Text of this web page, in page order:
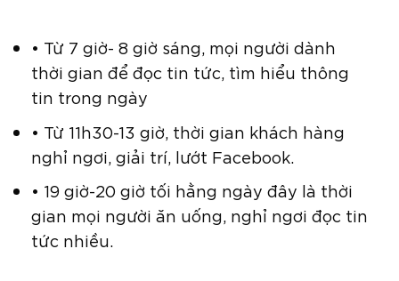
• Từ 7 giờ- 8 giờ sáng, mọi người dành
thời gian để đọc tin tức, tìm hiểu thông
tin trong ngày
• Từ 11h30-13 giờ, thời gian khách hàng
nghỉ ngơi, giải trí, lướt Facebook.
• 19 giờ-20 giờ tối hằng ngày đây là thời
gian mọi người ăn uống, nghỉ ngơi đọc tin
tức nhiều.